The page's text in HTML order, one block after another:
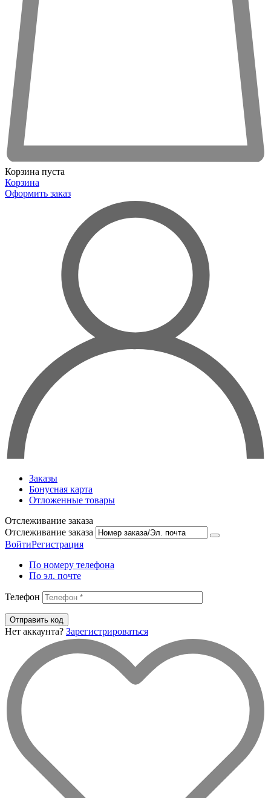
Корзина пуста
Корзина
Оформить заказ
Заказы
Бонусная карта
Отложенные товары
Отслеживание заказа
Отслеживание заказа
ВойтиРегистрация
По номеру телефона
По эл. почте
Телефон
Отправить код
Нет аккаунта? Зарегистрироваться